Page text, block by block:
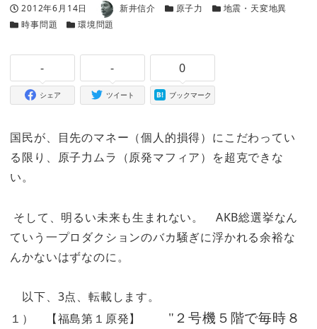
投稿日
2012年6月14日 著者 新井信介 カテゴリー
原子力 カテゴリー
地震・天変地異
カテゴリー
時事問題 カテゴリー
環境問題
-
シェア
-
ツイート
0
ブックマーク
国民が、目先のマネー（個人的損得）にこだわってい
る限り、原子力ムラ（原発マフィア）を超克できな
い。
そして、明るい未来も生まれない。 AKB総選挙なん
ていう一プロダクションのバカ騒ぎに浮かれる余裕な
んかないはずなのに。
以下、3点、転載します。
１） 【福島第１原発】 " ２号機５階で毎時８